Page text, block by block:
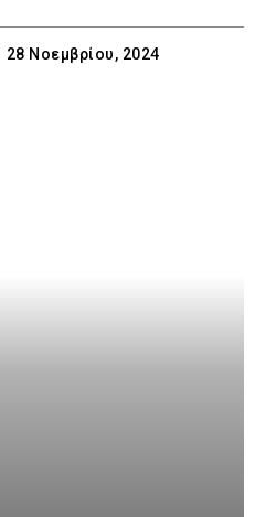
28 Νοεμβρίου, 2024